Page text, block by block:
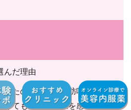
んだ理由
ったのですが、脂肪吸引は怖
てもあまり効果を感じられ